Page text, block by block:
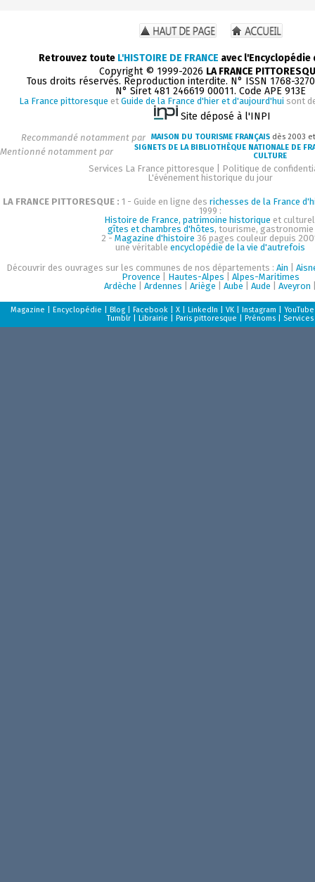
Retrouvez toute L'HISTOIRE DE FRANCE avec
Copyright © 1999-2026 LA FRANCE
Tous droits réservés. Reproduction interdite. N° ISSN 1768-
N° Siret 481 246619 00011. Code APE 913E
La France pittoresque et Guide de la France d'hier et d'aujourd'hui sont
Site déposé à l'INPI
Recommandé notamment par MAISON DU TOURISME FRANÇAIS dès 2003
Mentionné notamment par
SIGNETS DE LA BIBLIOTHÈQUE NATIONALE DE
CULTURE
Services La France pittoresque
Politique de
L'événement historique du jour
LA FRANCE PITTORESQUE : 1 - Guide en ligne des richesses de la France
1999 :
Histoire de France, patrimoine historique et
gîtes et chambres d'hôtes, tourisme, gastronomie
2 - Magazine d'histoire 36 pages couleur depuis
une véritableencyclopédie de la vie d'autrefois
Découvrir des ouvrages sur les communes de nos départements :Ain |
Provence
Hautes-Alpes
Alpes-Maritimes
Ardèche |Ardennes |Ariège |Aube |Aude |Aveyron
Magazine |Encyclopédie |Blog |Facebook |X |LinkedIn |VK |Instagram |YouTube
Tumblr |Librairie |Paris pittoresque |Prénoms Services